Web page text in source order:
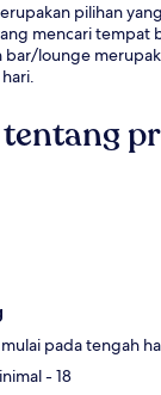
pilihan
mencari tempat
lounge
pada tengah
- 18